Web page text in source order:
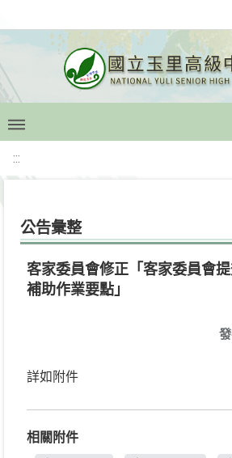
:::
公告彙整
客家委員會修正「客家委員會
補助作業要點」
詳如附件
相關附件